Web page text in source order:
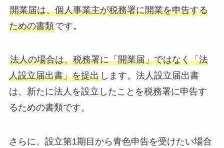
開業届は、個人事業主が税務署に開業を申告する
ための書類です。
法人の場合は、税務署に「開業届」ではなく「法
人設立届出書」を提出します。法人設立届出書
は、新たに法人を設立したことを税務署に申告す
るための書類です。
さらに、設立第1期目から青色申告を受けたい場合